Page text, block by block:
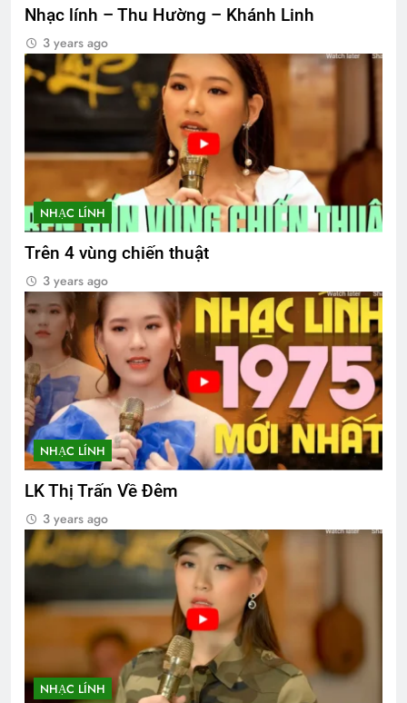
Nhạc lính – Thu Hường – Khánh Linh
3 years ago
NHẠC LÍNH
Trên 4 vùng chiến thuật
3 years ago
NHẠC LÍNH
LK Thị Trấn Về Đêm
3 years ago
NHẠC LÍNH